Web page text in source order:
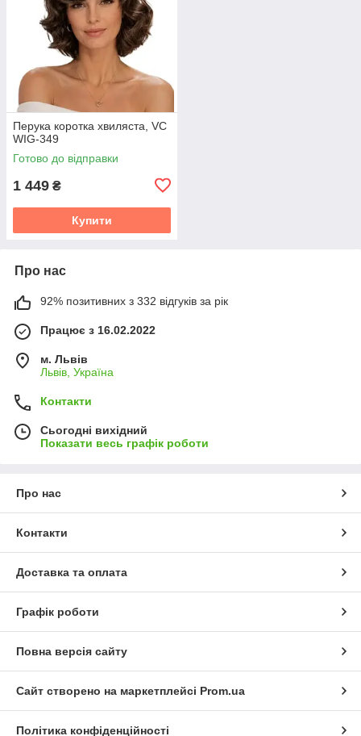
Перука коротка хвиляста, VC
WIG-349
Готово до відправки
1 449 ₴
Купити
Про нас
92% позитивних з 332 відгуків за рік
Працює з 16.02.2022
м. Львів
Львів, Україна
Контакти
Сьогодні вихідний
Показати весь графік роботи
Про нас
Контакти
Доставка та оплата
Графік роботи
Повна версія сайту
Сайт створено на маркетплейсі Prom.ua
Політика конфіденційності